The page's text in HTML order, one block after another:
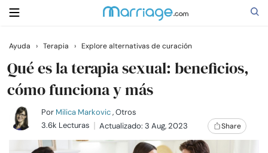
Buscar
Casarse
Relaciones
Ayuda › Terapia › Explore alternativas de curación
Qué es la terapia sexual: beneficios,
cómo funciona y más
Por Milica Markovic, Otros
3.6k Lecturas
Actualizado: 3 Aug, 2023 Share